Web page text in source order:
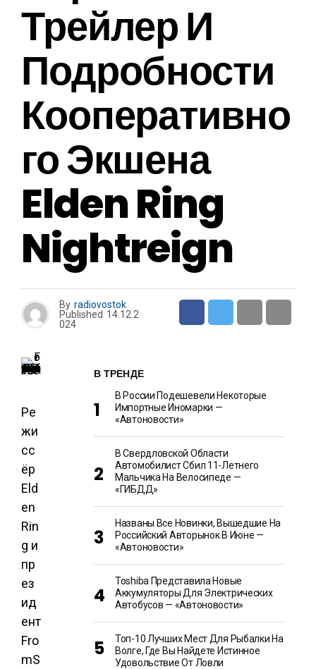
Трейлер И
Подробности
Кооперативно
Го Экшена
Elden Ring
Nightreign
By radiovostok
Published 14.12.2
024
Ре
жи
сс
ёр
Eld
en
Rin
g и
пр
ез
ид
ент
Fro
mS
В ТРЕНДЕ
В России Подешевели Некоторые
Импортные Иномарки —
«Автоновости»
В Свердловской Области
Автомобилист Сбил 11-Летнего
Мальчика На Велосипеде —
«ГИБДД»
Названы Все Новинки, Вышедшие На
Российский Авторынок В Июне —
«Автоновости»
Toshiba Представила Новые
Аккумуляторы Для Электрических
Автобусов — «Автоновости»
Топ-10 Лучших Мест Для Рыбалки На
Волге, Где Вы Найдете Истинное
Удовольствие От Ловли